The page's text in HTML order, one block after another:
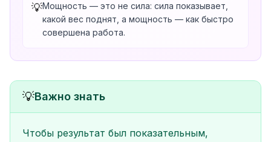
💡Мощность — это не сила: сила показывает,
какой вес поднят, а мощность — как быстро
совершена работа.
💡Важно знать
Чтобы результат был показательным,